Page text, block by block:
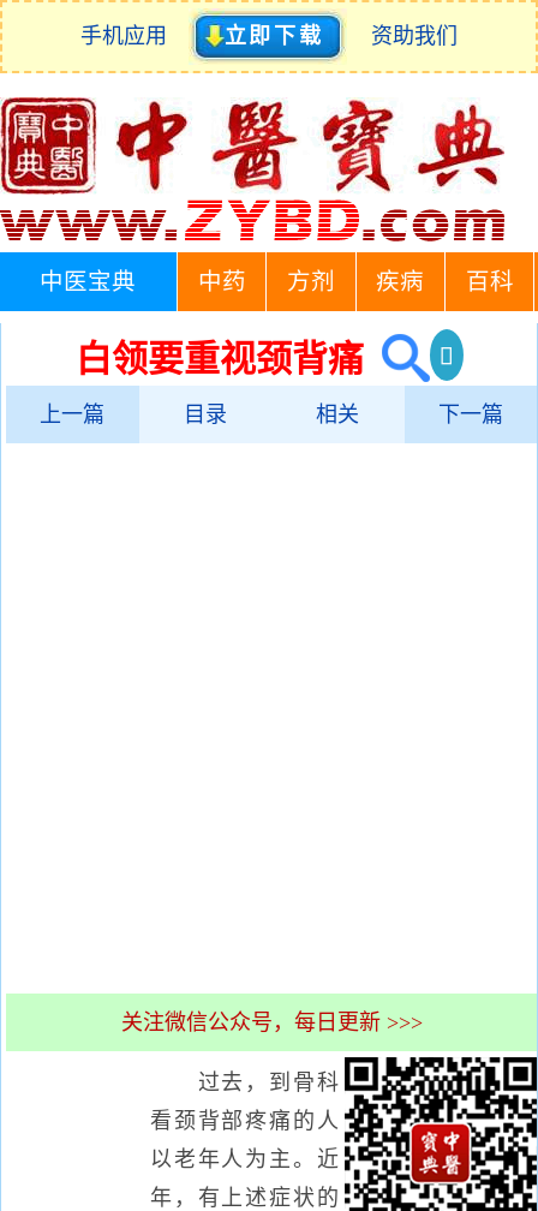
手机应用 立即下载 资助我们
中医宝典 中药 方剂 疾病 百科
白领要重视颈背痛
上一篇 目录 相关 下一篇
关注微信公众号，每日更新 >>>
过去，到骨科
看颈背部疼痛的人
以老年人为主。近
年，有上述症状的